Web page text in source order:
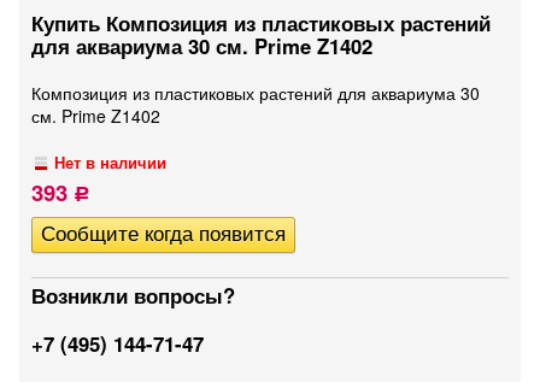
Купить Композиция из пластиковых растений
для аквариума 30 см. Prime Z1402
Композиция из пластиковых растений для аквариума 30
см. Prime Z1402
Нет в наличии
393 Р
Возникли вопросы?
+7 (495) 144-71-47